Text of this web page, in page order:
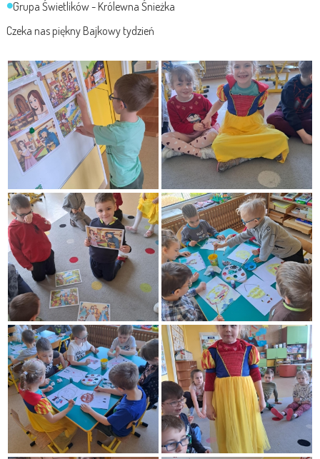
Grupa Świetlików - Królewna Śnieżka
Czeka nas piękny Bajkowy tydzień